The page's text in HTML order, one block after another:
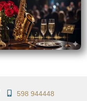
598 944448